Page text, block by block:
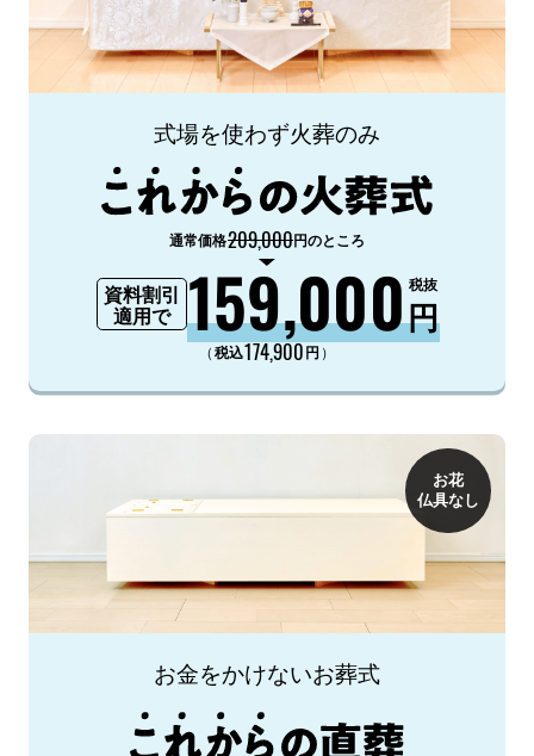
式場を使わず火葬のみ
通常価格209,000円のところ
資料割引
適用で
159,000円
税抜
（税込174,900円 ）
お花
仏具なし
お金をかけないお葬式